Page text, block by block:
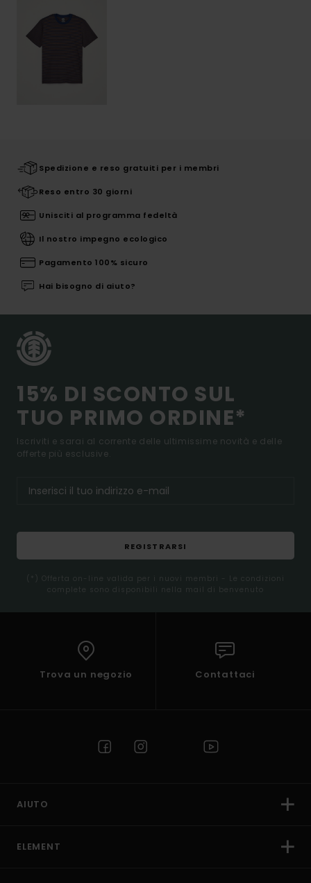
Spedizione e reso gratuiti per i membri
Reso entro 30 giorni
Unisciti al programma fedeltà
Il nostro impegno ecologico
Pagamento 100% sicuro
Hai bisogno di aiuto?
15% DI SCONTO SUL
TUO PRIMO ORDINE*
Iscriviti e sarai al corrente delle ultimissime novità e delle
offerte più esclusive.
REGISTRARSI
(*) Offerta on-line valida per i nuovi membri - Le condizioni
complete sono disponibili nella mail di benvenuto
Trova un negozio Contattaci
AIUTO
ELEMENT